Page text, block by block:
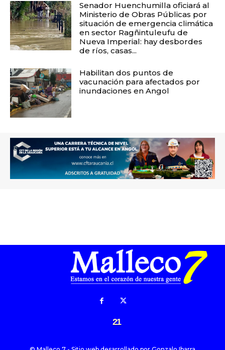
Senador Huenchumilla oficiará al
Ministerio de Obras Públicas por
situación de emergencia climática
en sector Ragñintuleufu de
Nueva Imperial: hay desbordes
de ríos, casas...
Habilitan dos puntos de
vacunación para afectados por
inundaciones en Angol
21